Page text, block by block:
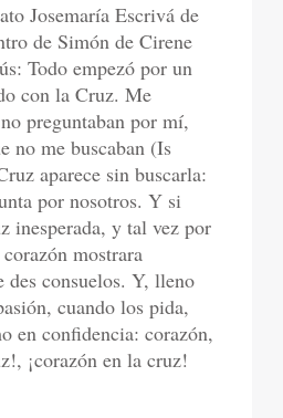
Josemaría Escrivá de
de Simón de Cirene
Todo empezó por un
con la Cruz. Me
preguntaban por mí,
no me buscaban (Is
aparece sin buscarla:
por nosotros. Y si
inesperada, y tal vez por
mostrara
consuelos. Y, lleno
cuando los pida,
en confidencia: corazón,
¡corazón en la cruz!